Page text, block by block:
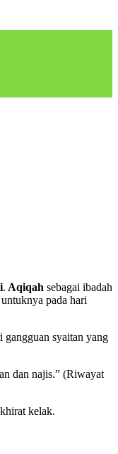
. Aqiqah sebagai ibadah
pada hari
gangguan syaitan yang
dan najis.” (Riwayat
kelak.